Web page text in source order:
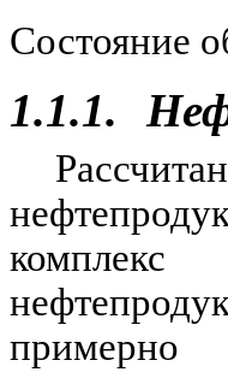
Состояние
1.1.1.
комплекс